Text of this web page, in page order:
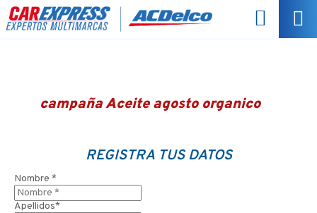
campaña Aceite agosto organico
REGISTRA TUS DATOS
Nombre *
Apellidos*